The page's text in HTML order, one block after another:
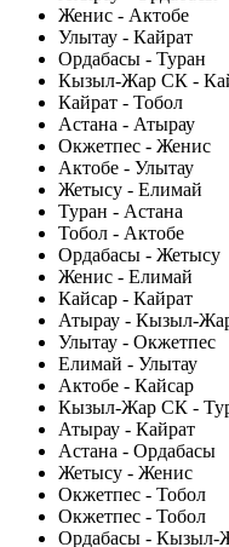
Женис - Актобе
Улытау - Кайрат
Ордабасы - Туран
Кызыл-Жар СК -
Кайрат - Тобол
Астана - Атырау
Окжетпес - Женис
Актобе - Улытау
Жетысу - Елимай
Туран - Астана
Тобол - Актобе
Ордабасы - Жетысу
Женис - Елимай
Кайсар - Кайрат
Атырау - Кызыл-
Улытау - Окжетпес
Елимай - Улытау
Актобе - Кайсар
Кызыл-Жар СК -
Атырау - Кайрат
Астана - Ордабасы
Жетысу - Женис
Окжетпес - Тобол
Окжетпес - Тобол
Ордабасы -